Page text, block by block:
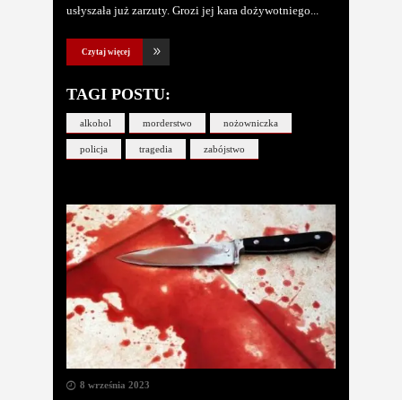
usłyszała już zarzuty. Grozi jej kara dożywotniego
Czytaj więcej
TAGI POSTU:
alkohol morderstwo nożowniczka
policja tragedia zabójstwo
8 września 2023